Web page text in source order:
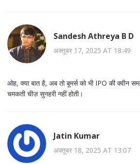
Sandesh Athreya B D
अक्तूबर 17, 2025 AT 18:49
ओह, क्या बात है, अब तो बूमर्स को भी IPO की क्वीन
चमकती चीज़ सुनहरी नहीं होती।
Jatin Kumar
अक्तूबर 18, 2025 AT 13:07